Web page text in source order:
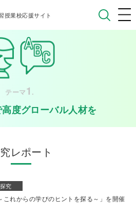
授業校応援サイト
テーマ1 .
度グローバル人材を
レポート
探究
れからの学びのヒントを探る～」を開催